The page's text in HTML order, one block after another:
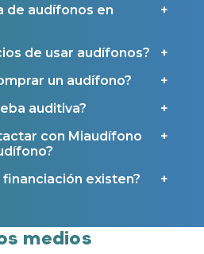
de audífonos en
de usar audífonos?
un audífono?
auditiva?
con Miaudífono
existen?
medios